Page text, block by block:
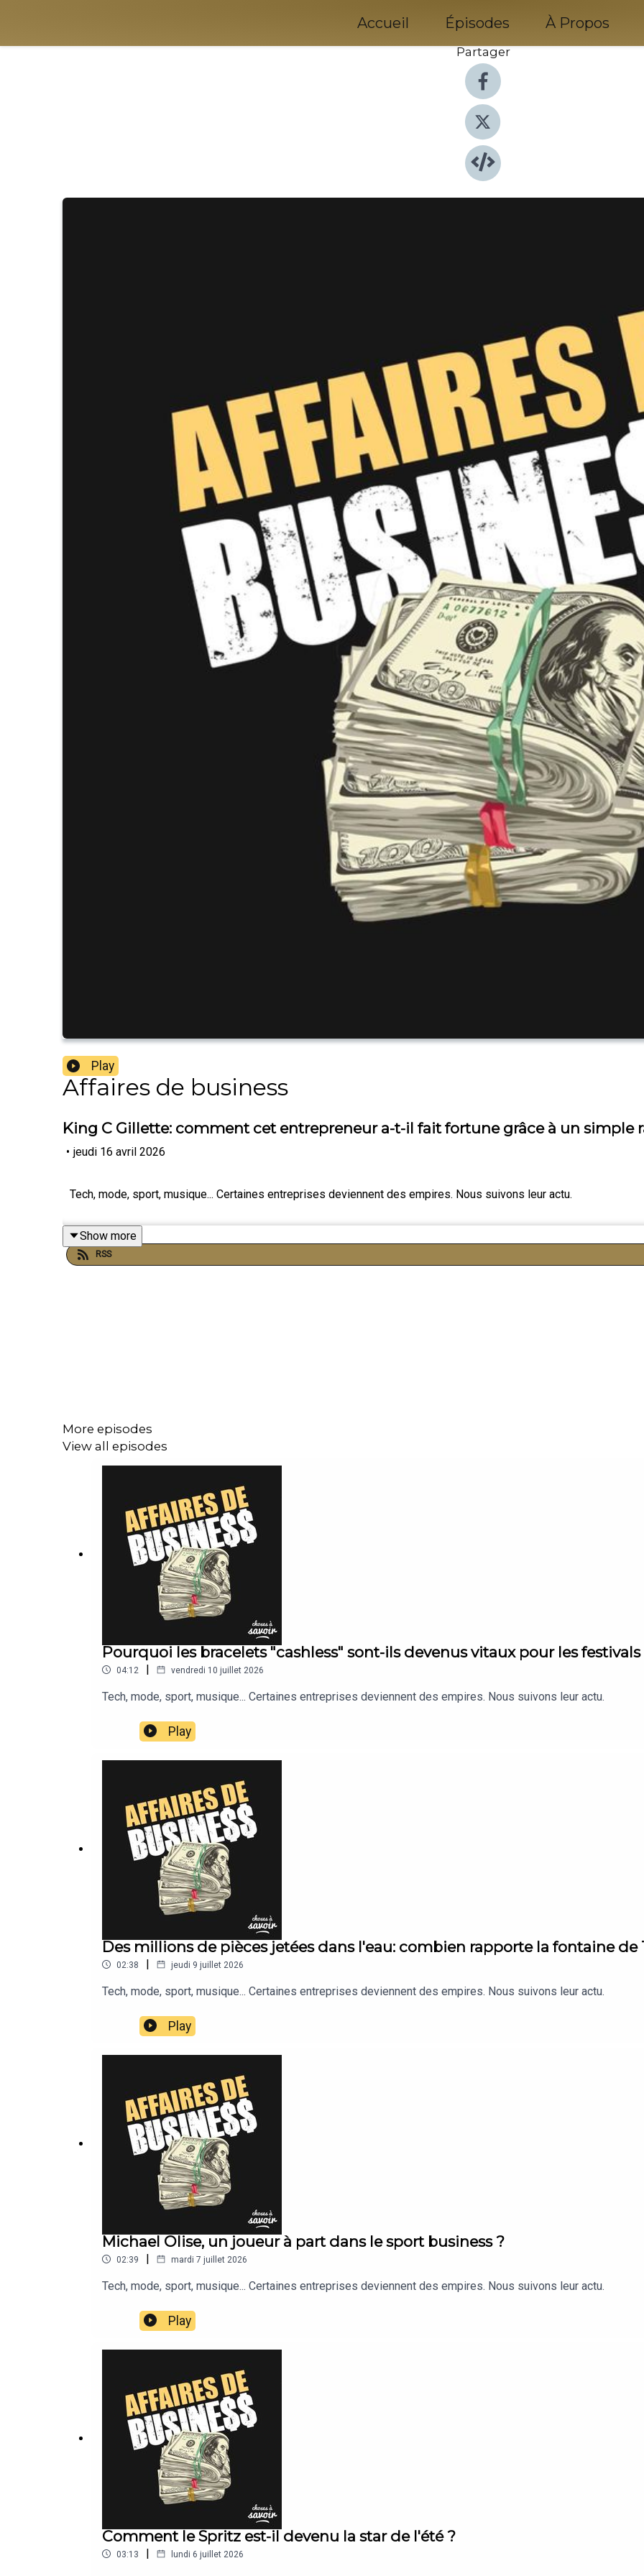
Accueil Épisodes À Propos
Partager
Play
Affaires de business
King C Gillette: comment cet entrepreneur a-t-il fait fortune grâce à un simple
• jeudi 16 avril 2026
Tech, mode, sport, musique... Certaines entreprises deviennent des empires. Nous suivons leur actu.
Show more
RSS
More episodes
View all episodes
Pourquoi les bracelets "cashless" sont-ils devenus vitaux pour les festivals
04:12 | vendredi 10 juillet 2026
Tech, mode, sport, musique... Certaines entreprises deviennent des empires. Nous suivons leur actu.
Play
Des millions de pièces jetées dans l'eau: combien rapporte la fontaine de
02:38 | jeudi 9 juillet 2026
Tech, mode, sport, musique... Certaines entreprises deviennent des empires. Nous suivons leur actu.
Play
Michael Olise, un joueur à part dans le sport business ?
02:39 | mardi 7 juillet 2026
Tech, mode, sport, musique... Certaines entreprises deviennent des empires. Nous suivons leur actu.
Play
Comment le Spritz est-il devenu la star de l'été ?
03:13 | lundi 6 juillet 2026